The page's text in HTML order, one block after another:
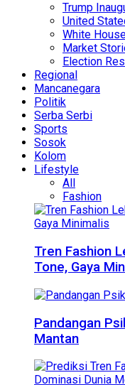
Trump
United
White
Market
Election
Regional
Mancanegara
Politik
Serba Serbi
Sports
Sosok
Kolom
Lifestyle
All
Fashion
Tren Fashion
Tone, Gaya
Pandangan
Mantan